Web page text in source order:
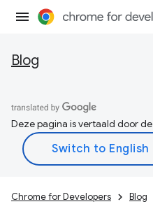
Blog
Deze pagina is vertaald door de
Chrome for Developers Blog